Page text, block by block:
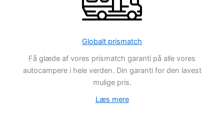
Globalt prismatch
Få glæde af vores prismatch garanti på alle vores
autocampere i hele verden. Din garanti for den lavest
mulige pris.
Læs mere